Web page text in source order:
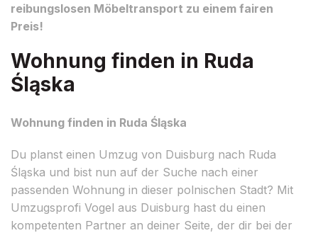
reibungslosen Möbeltransport zu einem fairen
Preis!
Wohnung finden in Ruda
Śląska
Wohnung finden in Ruda Śląska
Du planst einen Umzug von Duisburg nach Ruda
Śląska und bist nun auf der Suche nach einer
passenden Wohnung in dieser polnischen Stadt? Mit
Umzugsprofi Vogel aus Duisburg hast du einen
kompetenten Partner an deiner Seite, der dir bei der